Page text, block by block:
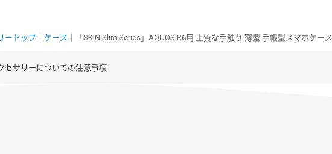
ートップ ケース ｜「SKIN Slim Series」AQUOS R6用 上質な手触り 薄型 手帳型スマホケース
セサリーについての注意事項